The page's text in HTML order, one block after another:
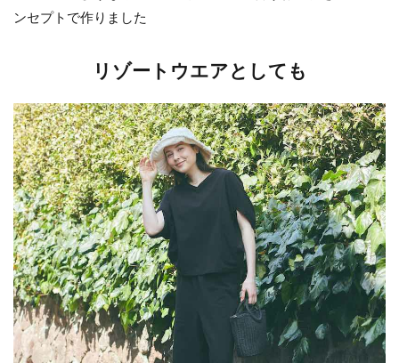
ンセプトで作りました
リゾートウエアとしても